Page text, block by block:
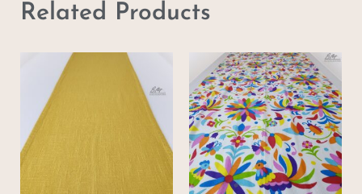
Related Products